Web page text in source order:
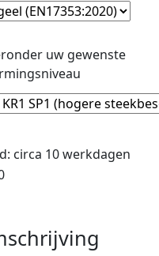
uw gewenste
circa 10 werkdagen